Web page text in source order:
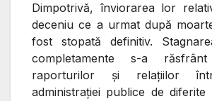
Dimpotrivă, înviorarea lor
deceniu ce a urmat după
fost stopată definitiv.
completamente s-a
raporturilor şi relaţiilor
administraţiei publice de